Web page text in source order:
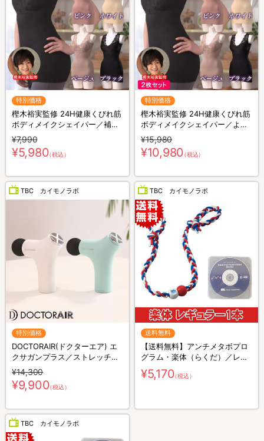
特別価格
樫木裕実監修 24H健康くびれ筋
ボディメイクシェイパー／補整
キャミソール／1枚4役
¥7,990
¥5,980（税込）
特別価格
樫木裕実監修 24H健康くびれ筋
ボディメイクシェイパー／より
どり2枚セット／補整キャミソ
ール／1枚4役
¥15,980
¥10,980（税込）
TBC カイモノラボ
特別価格
DOCTORAIR(ドクターエア) エ
クサガンプラス／ストレッチサ
ポート／美顔器
¥14,300
¥9,900（税込）
TBC カイモノラボ
送料無料
【送料無料】アンチメタボプロ
グラム・楽体（らくだ）／レギ
ュラー
¥5,170（税込）
TBC カイモノラボ